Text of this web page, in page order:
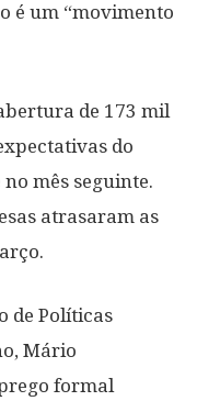
é um “movimento
de 173 mil
do
mês seguinte.
atrasaram as
de Políticas
Mário
formal